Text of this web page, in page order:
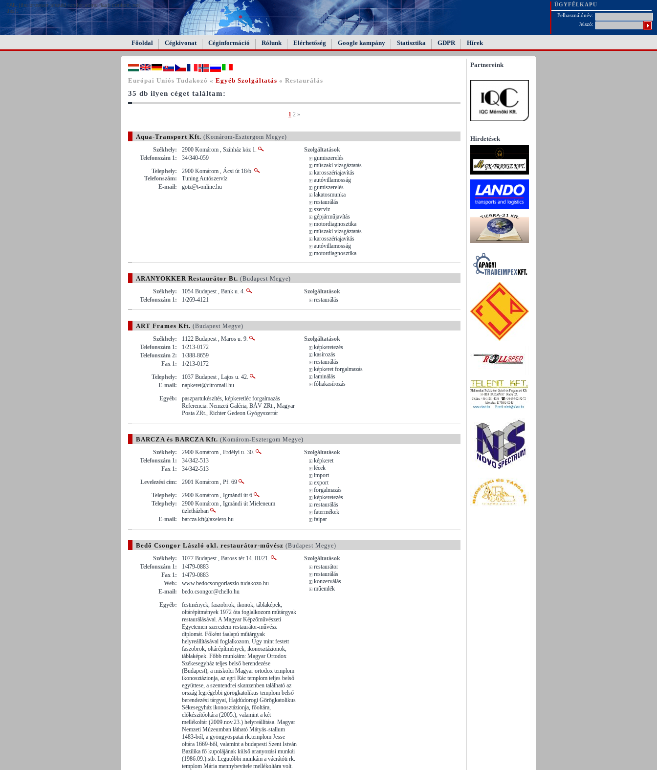
FAIL (the browser should render some flash content, not
this).
ÜGYFÉLKAPU
Felhasználónév:
Jelszó:
Főoldal Cégkivonat Céginformáció Rólunk Elérhetőség Google kampány Statisztika GDPR Hírek
Európai Uniós Tudakozó « Egyéb Szolgáltatás « Restaurálás
35 db ilyen céget találtam:
1 2 »
Aqua-Transport Kft. (Komárom-Esztergom Megye)
Székhely:
2900 Komárom , Színház köz 1.
Telefonszám 1:
34/340-059
Telephely:
2900 Komárom , Ácsi út 18/b.
Telefonszám:
Tuning Autószervíz
E-mail:
gotz@t-online.hu
Szolgáltatások
gumiszerelés
műszaki vizsgáztatás
karosszériajavítás
autóvillamosság
gumiszerelés
lakatosmunka
restaurálás
szerviz
gépjárműjavítás
motordiagnosztika
műszaki vizsgáztatás
karosszériajavítás
autóvillamosság
motordiagnosztika
ARANYOKKER Restaurátor Bt. (Budapest Megye)
Székhely:
1054 Budapest , Bank u. 4.
Telefonszám 1:
1/269-4121
Szolgáltatások
restaurálás
ART Frames Kft. (Budapest Megye)
Székhely:
1122 Budapest , Maros u. 9.
Telefonszám 1:
1/213-0172
Telefonszám 2:
1/388-8659
Fax 1:
1/213-0172
Telephely:
1037 Budapest , Lajos u. 42.
E-mail:
napkeret@citromail.hu
Egyéb:
paszpartukészítés, képkeretléc forgalmazás
Referencia: Nemzeti Galéria, BÁV ZRt., Magyar
Posta ZRt., Richter Gedeon Gyógyszertár
Szolgáltatások
képkeretezés
kasírozás
restaurálás
képkeret forgalmazás
laminálás
fóliakasírozás
BARCZA és BARCZA Kft. (Komárom-Esztergom Megye)
Székhely:
2900 Komárom , Erdélyi u. 30.
Telefonszám 1:
34/342-513
Fax 1:
34/342-513
Levelezési cím:
2901 Komárom , Pf. 69
Telephely:
2900 Komárom , Igmándi út 6
Telephely:
2900 Komárom , Igmándi út Mieleneum
üzletházban
E-mail:
barcza.kft@axelero.hu
Szolgáltatások
képkeret
lécek
import
export
forgalmazás
képkeretezés
restaurálás
fatermékek
faipar
Bedő Csongor László okl. restaurátor-művész (Budapest Megye)
Székhely:
1077 Budapest , Baross tér 14. III/21.
Telefonszám 1:
1/479-0883
Fax 1:
1/479-0883
Web:
www.bedocsongorlaszlo.tudakozo.hu
E-mail:
bedo.csongor@chello.hu
Egyéb:
festmények, faszobrok, ikonok, táblaképek,
oltárépítmények 1972 óta foglalkozom műtárgyak
restaurálásával. A Magyar Képzőművészeti
Egyetemen szereztem restaurátor-művész
diplomát. Főként faalapú műtárgyak
helyreállításával foglalkozom. Úgy mint festett
faszobrok, oltárépítmények, ikonosztázionok,
táblaképek. Főbb munkáim: Magyar Ortodox
Székesegyház teljes belső berendezése
(Budapest), a miskolci Magyar ortodox templom
ikonosztázionja, az egri Rác templom teljes belső
együttese, a szentendrei skanzenben található az
ország legrégebbi görögkatolikus templom belső
berendezési tárgyai, Hajdúdorogi Görögkatolikus
Sékesegyház ikonosztázionja, főoltára,
előkészítőoltára (2005.), valamint a két
mellékoltár (2009.nov.23.) helyreállítása. Magyar
Nemzeti Múzeumban látható Mátyás-stallum
1483-ból, a gyöngyöspatai rk.templom Jesse
oltára 1669-ből, valamint a budapesti Szent István
Bazilika fő kupolájának külső aranyozási munkái
(1986.09.).stb. Legutóbbi munkám a vácrátóti rk.
templom Mária mennybevitele mellékoltára volt.
Szolgáltatások
restaurátor
restaurálás
konzerválás
műemlék
Partnereink
Hirdetések